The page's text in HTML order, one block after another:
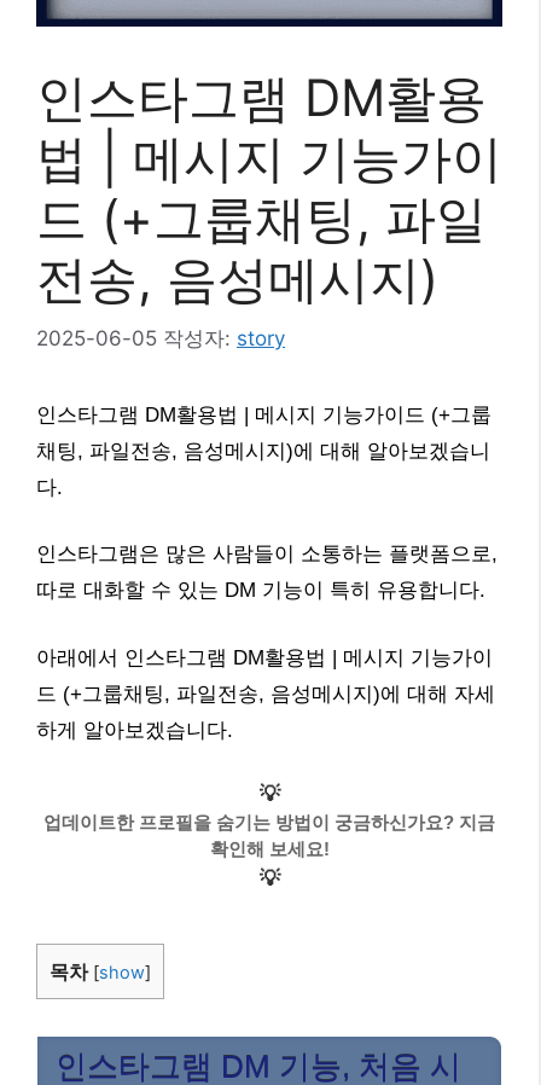
인스타그램 DM활용
법 | 메시지 기능가이
드 (+그룹채팅, 파일
전송, 음성메시지)
2025-06-05 작성자: story
인스타그램 DM활용법 | 메시지 기능가이드 (+그룹
채팅, 파일전송, 음성메시지)에 대해 알아보겠습니
다.
인스타그램은 많은 사람들이 소통하는 플랫폼으로,
따로 대화할 수 있는 DM 기능이 특히 유용합니다.
아래에서 인스타그램 DM활용법 | 메시지 기능가이
드 (+그룹채팅, 파일전송, 음성메시지)에 대해 자세
하게 알아보겠습니다.
💡
업데이트한 프로필을 숨기는 방법이 궁금하신가요? 지금
확인해 보세요!
💡
목차 [show]
인스타그램 DM 기능, 처음 시